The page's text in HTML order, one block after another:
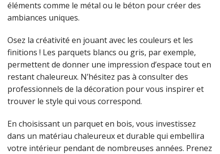
éléments comme le métal ou le béton pour créer des
ambiances uniques.
Osez la créativité en jouant avec les couleurs et les
finitions ! Les parquets blancs ou gris, par exemple,
permettent de donner une impression d’espace tout en
restant chaleureux. N’hésitez pas à consulter des
professionnels de la décoration pour vous inspirer et
trouver le style qui vous correspond.
En choisissant un parquet en bois, vous investissez
dans un matériau chaleureux et durable qui embellira
votre intérieur pendant de nombreuses années. Prenez